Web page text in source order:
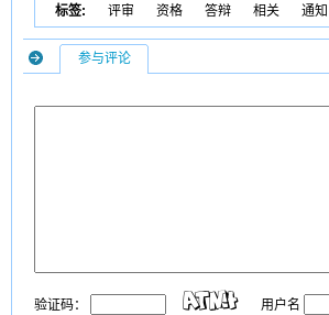
标签: 评审 资格 答辩 相关 通知
参与评论
验证码： 用户名